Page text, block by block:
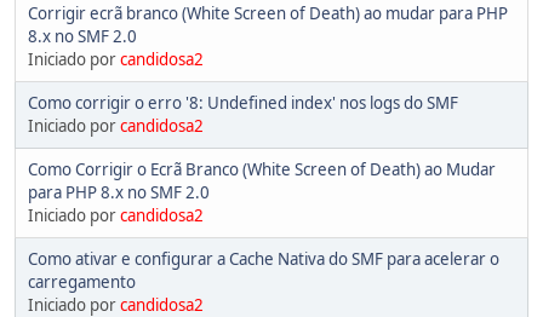
Corrigir ecrã branco (White Screen of Death) ao mudar para PHP
8.x no SMF 2.0
Iniciado porcandidosa2
Como corrigir o erro '8: Undefined index' nos logs do SMF
Iniciado porcandidosa2
Como Corrigir o Ecrã Branco (White Screen of Death) ao Mudar
para PHP 8.x no SMF 2.0
Iniciado porcandidosa2
Como ativar e configurar a Cache Nativa do SMF para acelerar o
carregamento
Iniciado porcandidosa2